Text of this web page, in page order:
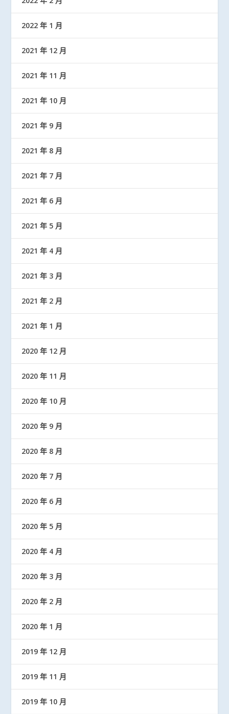
2022 年 1 月
2021 年 12 月
2021 年 11 月
2021 年 10 月
2021 年 9 月
2021 年 8 月
2021 年 7 月
2021 年 6 月
2021 年 5 月
2021 年 4 月
2021 年 3 月
2021 年 2 月
2021 年 1 月
2020 年 12 月
2020 年 11 月
2020 年 10 月
2020 年 9 月
2020 年 8 月
2020 年 7 月
2020 年 6 月
2020 年 5 月
2020 年 4 月
2020 年 3 月
2020 年 2 月
2020 年 1 月
2019 年 12 月
2019 年 11 月
2019 年 10 月